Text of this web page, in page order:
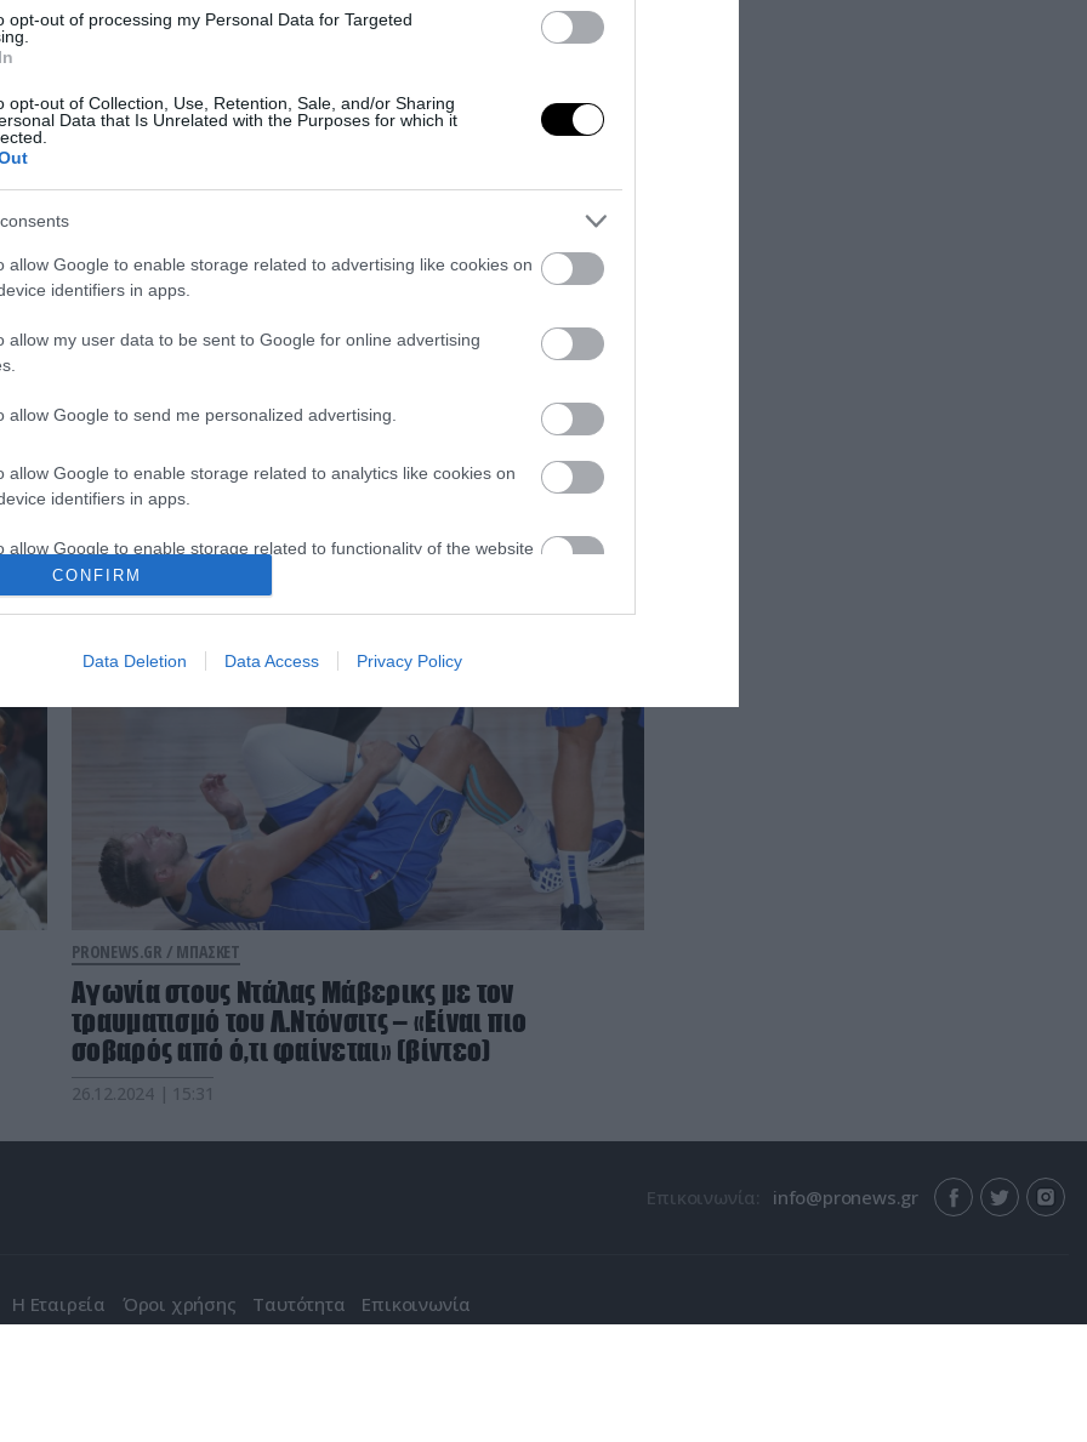
opt-out of processing my Personal Data for Targeted
opt-out of Collection, Use, Retention, Sale, and/or Sharing
Data that Is Unrelated with the Purposes for which it
allow Google to enable storage related to advertising like cookies on
identifiers in apps.
allow my user data to be sent to Google for online advertising
allow Google to send me personalized advertising.
allow Google to enable storage related to analytics like cookies on
identifiers in apps.
allow Google to enable storage related to functionality of the website
functionality and fraud prevention, and other user protection.
CONFIRM
Data Deletion Data Access Privacy Policy
“Θύελλα” αντιδράσεων στο Χ για τους λόγους
ανταλλαγής του Λ.Ντόνσιτς
03.02.2025 | 08:49
PRONEWS.GR / ΜΠΑΣΚΕΤ
Αγωνία στους Ντάλας Μάβερικς με τον
τραυματισμό του Λ.Ντόνσιτς – «Είναι πιο
σοβαρός από ό,τι φαίνεται» (βίντεο)
26.12.2024 | 15:31
Επικοινωνία:
Η Εταιρεία Όροι χρήσης Ταυτότητα Επικοινωνία